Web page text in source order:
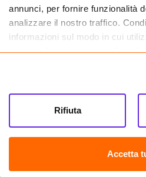
annunci, per fornire funzionalità
analizzare il nostro traffico.
informazioni sul modo in cui
partner che si occupano di
informazioni che hai fornito loro
tuo utilizzo dei loro servizi.
Accetta
Rifiuta
Farma.it S.a.s. P. IVA 07417261216 REA: NA-
CREDITS
Sede legale Via delle Repubbliche Marinare